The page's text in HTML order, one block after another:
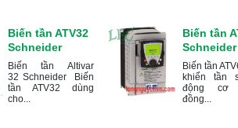
Biến tần ATV32
Schneider
Biến tần Altivar
32 Schneider Biến
tần ATV32 dùng
cho...
Biến tần
Schneider
Biến tần
khiển tần
động cơ
đồng...